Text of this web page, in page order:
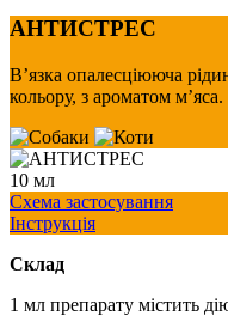
АНТИСТРЕС
В’язка опалесціююча
кольору, з ароматом м’яса.
10 мл
Схема застосування
Інструкція
Склад
1 мл препарату містить